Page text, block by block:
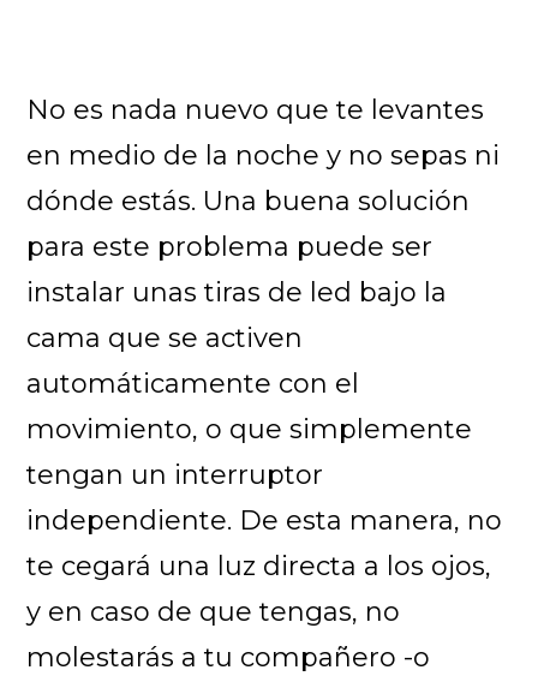
No es nada nuevo que te levantes
en medio de la noche y no sepas ni
dónde estás. Una buena solución
para este problema puede ser
instalar unas tiras de led bajo la
cama que se activen
automáticamente con el
movimiento, o que simplemente
tengan un interruptor
independiente. De esta manera, no
te cegará una luz directa a los ojos,
y en caso de que tengas, no
molestarás a tu compañero -o